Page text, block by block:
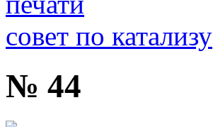
совет по катализу
№ 44